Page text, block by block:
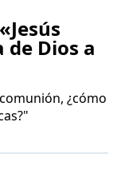
Dios a
¿cómo